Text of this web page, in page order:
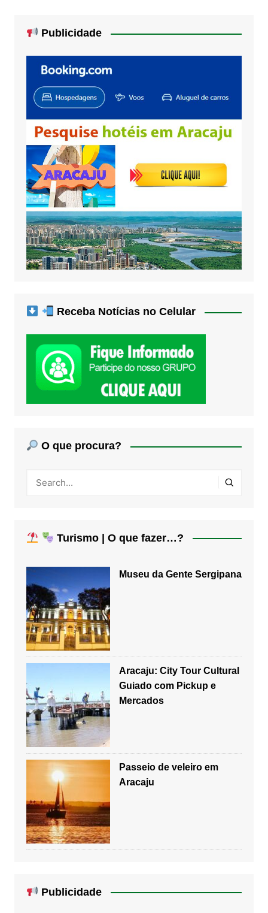
Publicidade
Receba Notícias no Celular
O que procura?
Turismo | O que fazer…?
Museu da Gente Sergipana
Aracaju: City Tour Cultural
Guiado com Pickup e
Mercados
Passeio de veleiro em
Aracaju
Publicidade